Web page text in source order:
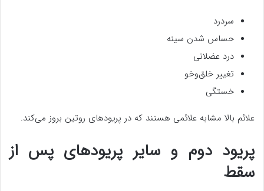
سردرد
حساس شدن سینه
درد عضلانی
تغییر خلق‌وخو
خستگی
علائم بالا مشابه علائمی هستند که در پریودهای روتین بروز می‌کند.
پریود دوم و سایر پریودهای پس از
سقط